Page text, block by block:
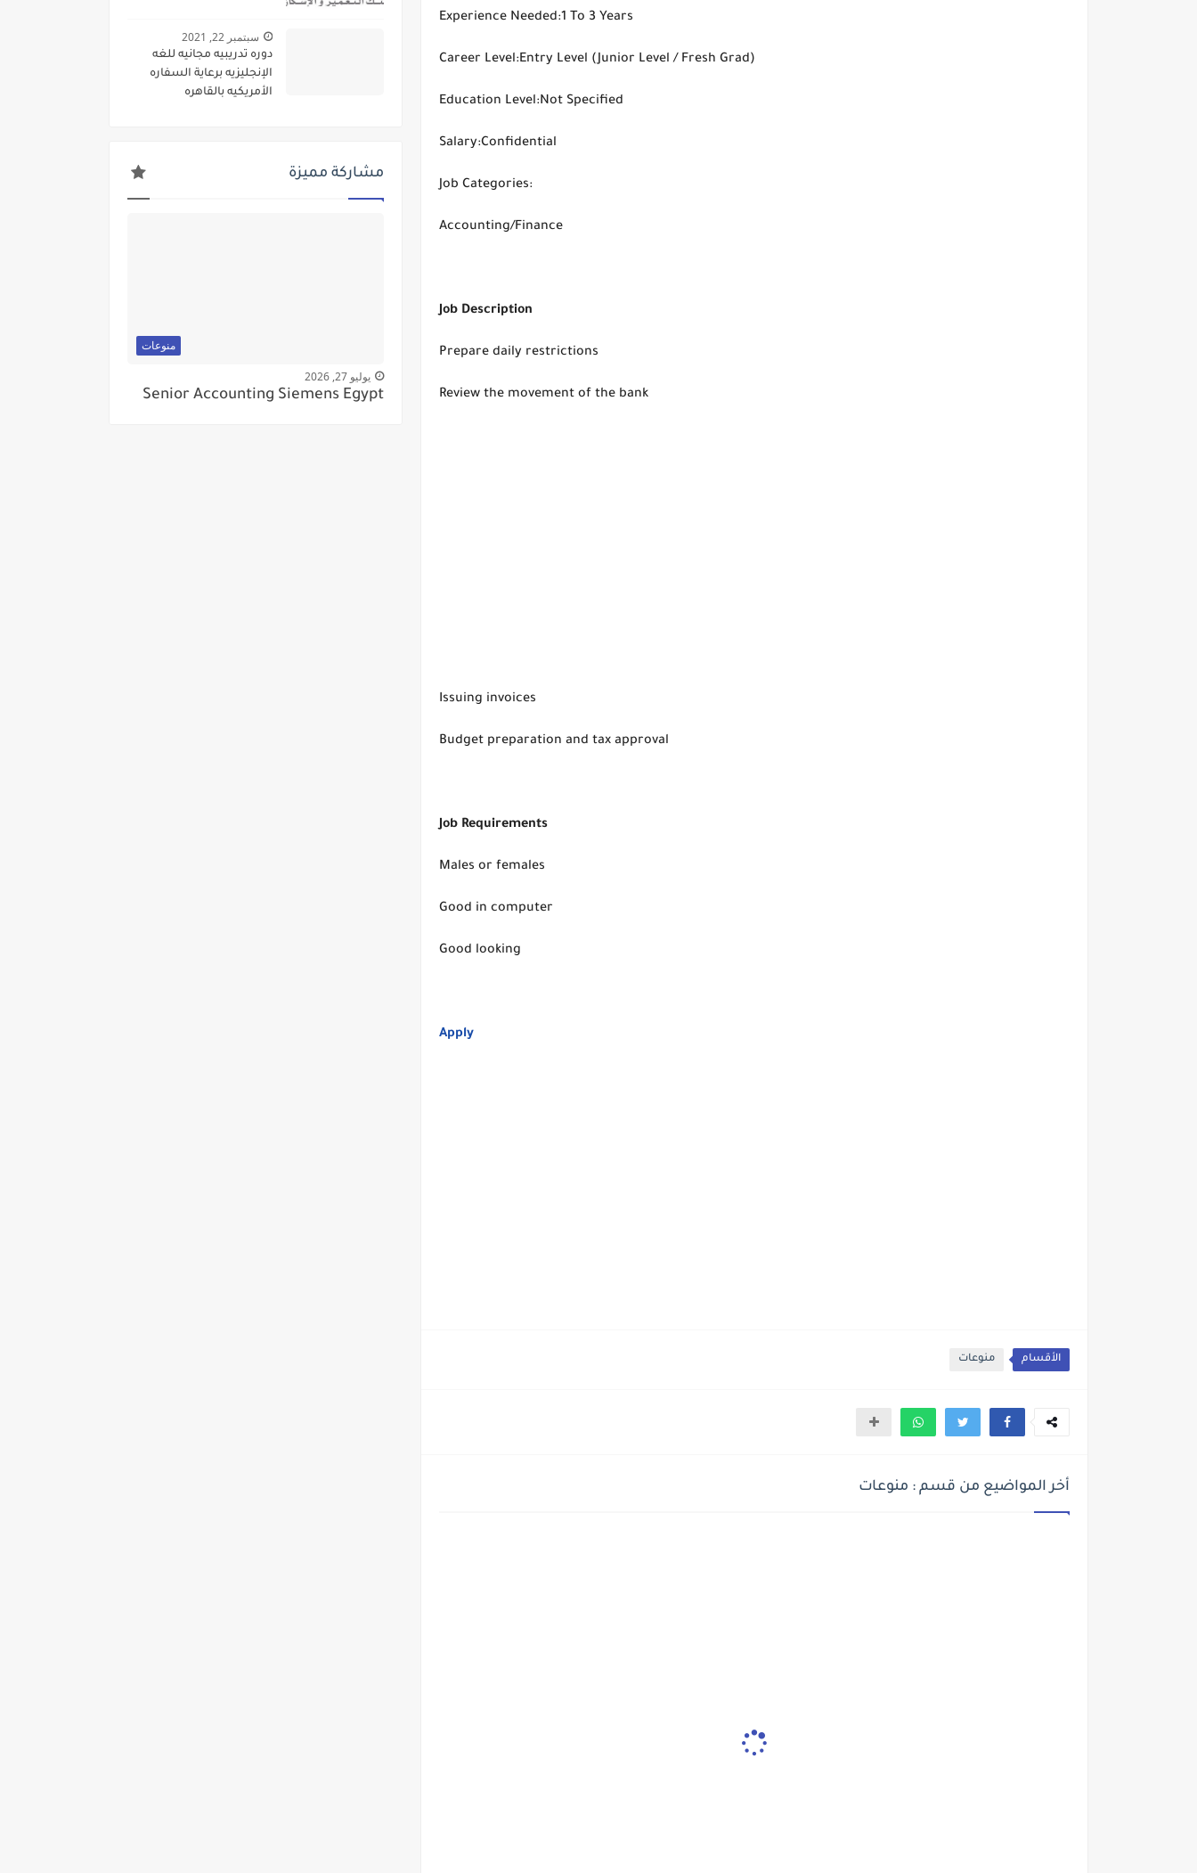
Experience Needed:1 To 3 Years
Career Level:Entry Level (Junior Level / Fresh Grad)
Education Level:Not Specified
Salary:Confidential
Job Categories:
Accounting/Finance
Job Description
Prepare daily restrictions
Review the movement of the bank
Issuing invoices
Budget preparation and tax approval
Job Requirements
Males or females
Good in computer
Good looking
Apply
الأقسام منوعات
أخر المواضيع من قسم : منوعات
سبتمبر 22, 2021
دوره تدريبيه مجانيه للغه
الإنجليزيه برعاية السفاره
الأمريكيه بالقاهره
مشاركة مميزة
منوعات
يوليو 27, 2026
Senior Accounting Siemens Egypt